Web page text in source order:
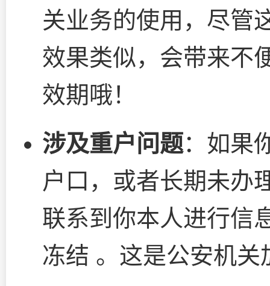
关业务的使用，尽管
效果类似，会带来不
效期哦！
涉及重户问题：如果
户口，或者长期未办
联系到你本人进行信
冻结 。这是公安机